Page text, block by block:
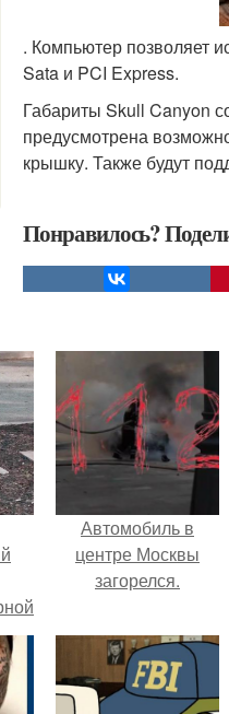
. Компьютер позволяет
Sata и PCI Express.
Габариты Skull Canyon
предусмотрена
крышку. Также будут
Понравилось?
Автомобиль в
центре Москвы
загорелся.